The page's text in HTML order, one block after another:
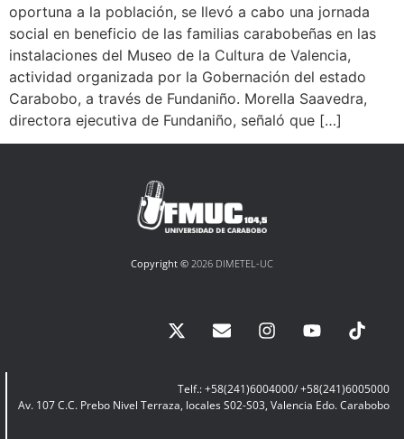
oportuna a la población, se llevó a cabo una jornada
social en beneficio de las familias carabobeñas en las
instalaciones del Museo de la Cultura de Valencia,
actividad organizada por la Gobernación del estado
Carabobo, a través de Fundaniño. Morella Saavedra,
directora ejecutiva de Fundaniño, señaló que […]
Copyright © 2026 DIMETEL-UC
Telf.: +58(241)6004000/ +58(241)6005000
Av. 107 C.C. Prebo Nivel Terraza, locales S02-S03, Valencia Edo. Carabobo